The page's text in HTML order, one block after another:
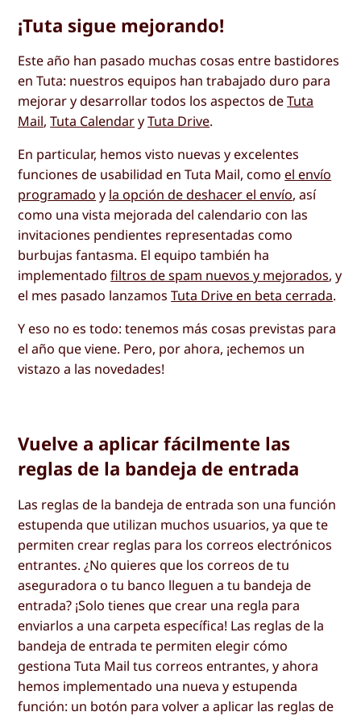
¡Tuta sigue mejorando!
Este año han pasado muchas cosas entre bastidores
en Tuta: nuestros equipos han trabajado duro para
mejorar y desarrollar todos los aspectos deTuta
Mail,Tuta CalendaryTuta Drive.
En particular, hemos visto nuevas y excelentes
funciones de usabilidad en Tuta Mail, como el envío
programado y la opción de deshacer el envío, así
como una vista mejorada del calendario con las
invitaciones pendientes representadas como
burbujas fantasma. El equipo también ha
implementadofiltros de spam nuevos y mejorados, y
el mes pasado lanzamosTuta Drive en beta cerrada.
Y eso no es todo: tenemos más cosas previstas para
el año que viene. Pero, por ahora, ¡echemos un
vistazo a las novedades!
Vuelve a aplicar fácilmente las
reglas de la bandeja de entrada
Las reglas de la bandeja de entrada son una función
estupenda que utilizan muchos usuarios, ya que te
permiten crear reglas para los correos electrónicos
entrantes. ¿No quieres que los correos de tu
aseguradora o tu banco lleguen a tu bandeja de
entrada? ¡Solo tienes que crear una regla para
enviarlos a una carpeta específica! Las reglas de la
bandeja de entrada te permiten elegir cómo
gestiona Tuta Mail tus correos entrantes, y ahora
hemos implementado una nueva y estupenda
función: un botón para volver a aplicar las reglas de